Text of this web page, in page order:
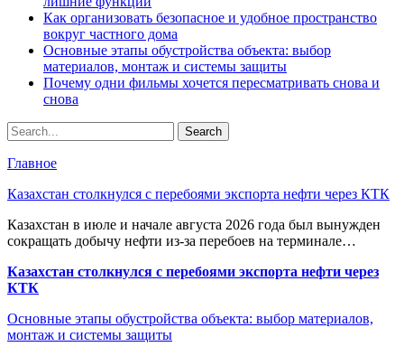
Как организовать безопасное и удобное пространство
вокруг частного дома
Основные этапы обустройства объекта: выбор
материалов, монтаж и системы защиты
Почему одни фильмы хочется пересматривать снова и
снова
Главное
Казахстан столкнулся с перебоями экспорта нефти через КТК
Казахстан в июле и начале августа 2026 года был вынужден
сокращать добычу нефти из-за перебоев на терминале…
Казахстан столкнулся с перебоями экспорта нефти через
КТК
Основные этапы обустройства объекта: выбор материалов,
монтаж и системы защиты